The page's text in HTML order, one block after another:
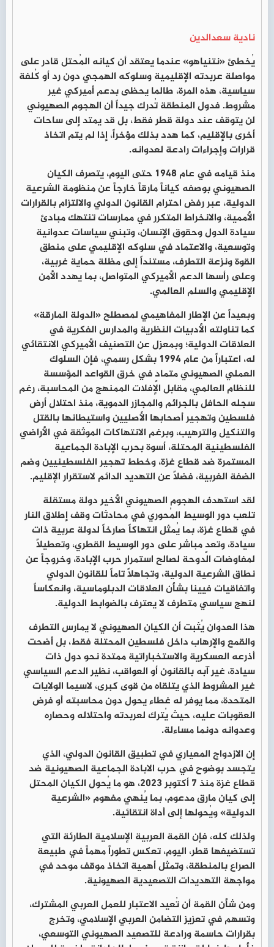
نادية سعدالدين
يُخطئ «نتنياهو» عندما يعتقد أن كيانه المُحتل قادر على
مواصلة عربدته الإقليمية وسلوكه الهمجي دون رد أو كُلفة
سياسية، هذه المرة، طالما يحظى بدعم أميركي غير
مشروط. فدول المنطقة تُدرك جيداً أن الهجوم الصهيوني
لن يتوقف عند دولة قطر فقط، بل قد يمتد إلى ساحات
أخرى بالإقليم، كما هدد بذلك مؤخراً، إذا لم يتم اتخاذ
قرارات وإجراءات رادعة لعدوانه.
منذ قيامه في عام 1948 حتى اليوم، يتصرف الكيان
الصهيوني بوصفه كياناً مارقاً خارجاً عن منظومة الشرعية
الدولية، عبر رفض احترام القانون الدولي والالتزام بالقرارات
الأممية، والانخراط المتكرر في ممارسات تنتهك مبادئ
سيادة الدول وحقوق الإنسان، وتبني سياسات عدوانية
وتوسعية، والاعتماد في سلوكه الإقليمي على منطق
القوة ونزعة التطرف، مستنداً إلى مظلة حماية غربية،
وعلى رأسها الدعم الأميركي المتواصل، بما يهدد الأمن
الإقليمي والسلم العالمي.
وبعيداً عن الإطار المفاهيمي لمصطلح «الدولة المارقة»
كما تناولته الأدبيات النظرية والمدارس الفكرية في
العلاقات الدولية؛ وبمعزل عن التصنيف الأميركي الانتقائي
له، اعتباراً من عام 1994 بشكل رسمي، فإن السلوك
العملي الصهيوني متمادٍ في خرق القواعد المؤسسة
للنظام العالمي، مقابل الإفلات الممنهج من المحاسبة، رغم
سجله الحافل بالجرائم والمجازر الدموية، منذ احتلال أرض
فلسطين وتهجير أصحابها الأصليين واستيطانها بالقتل
والتنكيل والترهيب، وبرغم الانتهاكات الموثقة في الأراضي
الفلسطينية المحتلة، أسوة بحرب الإبادة الجماعية
المستمرة ضد قطاع غزة، وخطط تهجير الفلسطينيين وضم
الضفة الغربية، فضلاً عن التهديد الدائم لاستقرار الإقليم.
لقد استهدف الهجوم الصهيوني الأخير دولة مستقلة
تلعب دور الوسيط المُحوري في محادثات وقف إطلاق النار
في قطاع غزة، بما يُمثل انتهاكاً صارخاً لدولة عربية ذات
سيادة، وتعدٍ مباشر على دور الوسيط القطري، وتعطيلاً
لمفاوضات الدوحة لصالح استمرار حرب الإبادة، وخروجاً عن
نطاق الشرعية الدولية، وتجاهلاً تاماً للقانون الدولي
واتفاقيات فيينا بشأن العلاقات الدبلوماسية، وانعكاساً
لنهج سياسي متطرف لا يعترف بالضوابط الدولية.
هذا العدوان يُثبت أن الكيان الصهيوني لا يمارس التطرف
والقمع والإرهاب داخل فلسطين المحتلة فقط، بل أضحت
أذرعه العسكرية والاستخباراتية ممتدة نحو دول ذات
سيادة، غير آبه بالقانون أو العواقب، نظير الدعم السياسي
غير المشروط الذي يتلقاه من قوى كبرى، لاسيما الولايات
المتحدة، مما يوفر له غطاء يحول دون محاسبته أو فرض
العقوبات عليه، حيث يُترك لعربدته واحتلاله وحصاره
وعدوانه دونما مساءلة.
إن الازدواج المعياري في تطبيق القانون الدولي، الذي
يتجسد بوضوح في حرب الابادة الجماعية الصهيونية ضد
قطاع غزة منذ 7 أكتوبر 2023، هو ما يُحول الكيان المحتل
إلى كيان مارق مدعوم، بما يُنهي مفهوم «الشرعية
الدولية» ويُحولها إلى أداة انتقائية.
ولذلك كله، فإن القمة العربية الإسلامية الطارئة التي
تستضيفها قطر، اليوم، تعكس تطوراً مهماً في طبيعة
الصراع بالمنطقة، وتمثل أهمية اتخاذ موقف موحد في
مواجهة التهديدات التصعيدية الصهيونية.
ومن شأن القمة أن تُعيد الاعتبار للعمل العربي المشترك،
وتسهم في تعزيز التضامن العربي الإسلامي، وتخرج
بقرارات حاسمة ورادعة للتصعيد الصهيوني التوسعي،